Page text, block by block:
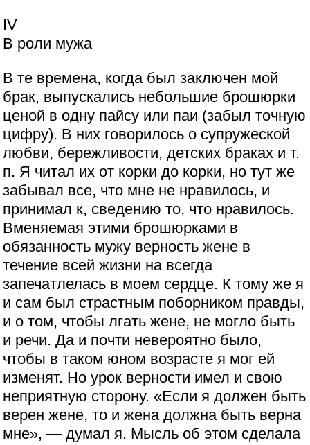
IV
В роли мужа
В те времена, когда был заключен мой
брак, выпускались небольшие брошюрки
ценой в одну пайсу или паи (забыл точную
цифру). В них говорилось о супружеской
любви, бережливости, детских браках и т.
п. Я читал их от корки до корки, но тут же
забывал все, что мне не нравилось, и
принимал к, сведению то, что нравилось.
Вменяемая этими брошюрками в
обязанность мужу верность жене в
течение всей жизни на всегда
запечатлелась в моем сердце. К тому же я
и сам был страстным поборником правды,
и о том, чтобы лгать жене, не могло быть
и речи. Да и почти невероятно было,
чтобы в таком юном возрасте я мог ей
изменят. Но урок верности имел и свою
неприятную сторону. «Если я должен быть
верен жене, то и жена должна быть верна
мне», — думал я. Мысль об этом сделала